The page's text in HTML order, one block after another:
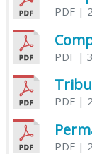
PDF|
PDF|
PDF|
PDF|